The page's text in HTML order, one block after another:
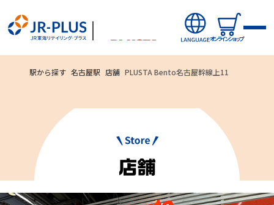
オンラインショップ
キャンペーン・ニュース
オンラインショップから探す
駅から探す 名古屋駅 店舗 PLUSTA Bento名古屋幹線上11
ご利用いただ
ける
お支払方法